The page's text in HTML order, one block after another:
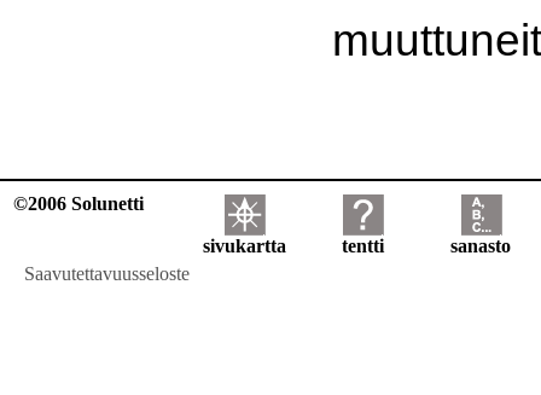
©2006 Solunetti
sivukartta tentti
sanasto
Saavutettavuusseloste